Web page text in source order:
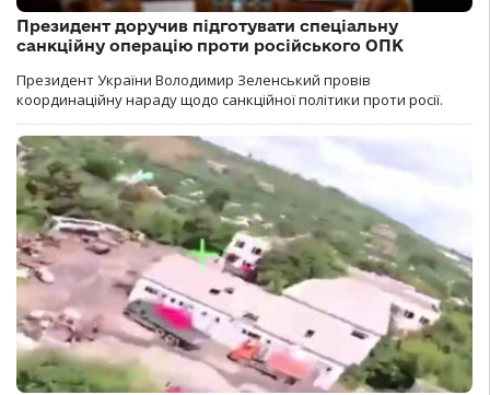
Президент доручив підготувати спеціальну
санкційну операцію проти російського ОПК
Президент України Володимир Зеленський провів
координаційну нараду щодо санкційної політики проти росії.